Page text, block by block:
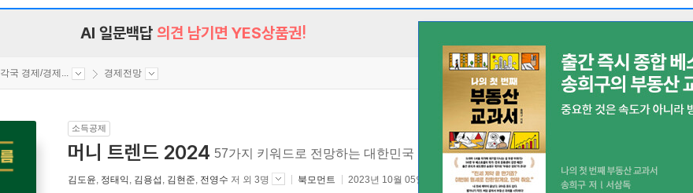
RBTI Lab
AI 일문백답 의견 남기면 YES상품권!
각국 경제/경제... 경제전망
소득공제
머니 트렌드 2024 57가지 키워드로 전망하는 대한민국 돈의 흐름
김도윤, 정태익 , 김용섭 , 김현준, 전영수 저 외 3명 북모먼트 2023년 10월 05일